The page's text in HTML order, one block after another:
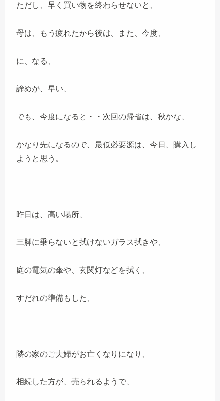
ただし、早く買い物を終わらせないと、
母は、もう疲れたから後は、また、今度、
に、なる、
諦めが、早い、
でも、今度になると・・次回の帰省は、秋かな、
かなり先になるので、最低必要源は、今日、購入し
ようと思う。
昨日は、高い場所、
三脚に乗らないと拭けないガラス拭きや、
庭の電気の傘や、玄関灯などを拭く、
すだれの準備もした、
隣の家のご夫婦がお亡くなりになり、
相続した方が、売られるようで、